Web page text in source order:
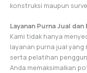
konstruksi maupun
Layanan Purna Jual
Kami tidak hanya
layanan purna jual yang
serta pelatihan
Anda memaksimalkan